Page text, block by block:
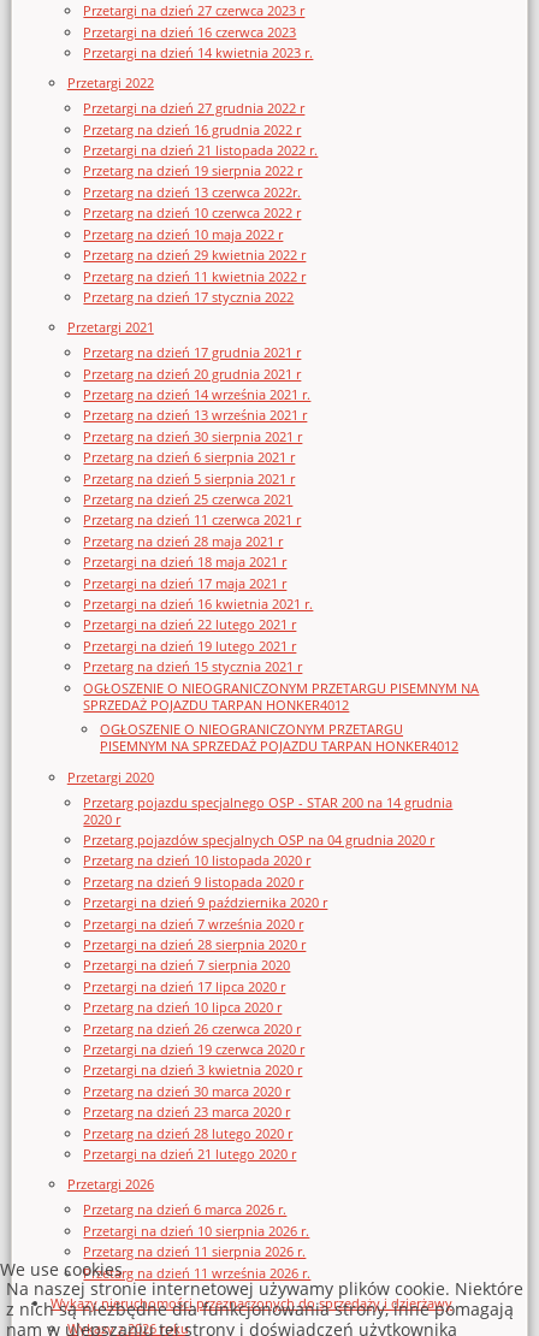
Przetargi na dzień 27 czerwca 2023 r
Przetargi na dzień 16 czerwca 2023
Przetargi na dzień 14 kwietnia 2023 r.
Przetargi 2022
Przetargi na dzień 27 grudnia 2022 r
Przetarg na dzień 16 grudnia 2022 r
Przetargi na dzień 21 listopada 2022 r.
Przetarg na dzień 19 sierpnia 2022 r
Przetarg na dzień 13 czerwca 2022r.
Przetarg na dzień 10 czerwca 2022 r
Przetarg na dzień 10 maja 2022 r
Przetarg na dzień 29 kwietnia 2022 r
Przetarg na dzień 11 kwietnia 2022 r
Przetarg na dzień 17 stycznia 2022
Przetargi 2021
Przetarg na dzień 17 grudnia 2021 r
Przetarg na dzień 20 grudnia 2021 r
Przetarg na dzień 14 września 2021 r.
Przetarg na dzień 13 września 2021 r
Przetarg na dzień 30 sierpnia 2021 r
Przetarg na dzień 6 sierpnia 2021 r
Przetarg na dzień 5 sierpnia 2021 r
Przetarg na dzień 25 czerwca 2021
Przetarg na dzień 11 czerwca 2021 r
Przetarg na dzień 28 maja 2021 r
Przetargi na dzień 18 maja 2021 r
Przetargi na dzień 17 maja 2021 r
Przetargi na dzień 16 kwietnia 2021 r.
Przetargi na dzień 22 lutego 2021 r
Przetargi na dzień 19 lutego 2021 r
Przetarg na dzień 15 stycznia 2021 r
OGŁOSZENIE O NIEOGRANICZONYM PRZETARGU PISEMNYM NA
SPRZEDAŻ POJAZDU TARPAN HONKER4012
OGŁOSZENIE O NIEOGRANICZONYM PRZETARGU
PISEMNYM NA SPRZEDAŻ POJAZDU TARPAN HONKER4012
Przetargi 2020
Przetarg pojazdu specjalnego OSP - STAR 200 na 14 grudnia
2020 r
Przetarg pojazdów specjalnych OSP na 04 grudnia 2020 r
Przetarg na dzień 10 listopada 2020 r
Przetarg na dzień 9 listopada 2020 r
Przetargi na dzień 9 października 2020 r
Przetargi na dzień 7 września 2020 r
Przetargi na dzień 28 sierpnia 2020 r
Przetargi na dzień 7 sierpnia 2020
Przetargi na dzień 17 lipca 2020 r
Przetarg na dzień 10 lipca 2020 r
Przetarg na dzień 26 czerwca 2020 r
Przetargi na dzień 19 czerwca 2020 r
Przetargi na dzień 3 kwietnia 2020 r
Przetarg na dzień 30 marca 2020 r
Przetarg na dzień 23 marca 2020 r
Przetarg na dzień 28 lutego 2020 r
Przetargi na dzień 21 lutego 2020 r
Przetargi 2026
Przetarg na dzień 6 marca 2026 r.
Przetargi na dzień 10 sierpnia 2026 r.
Przetarg na dzień 11 sierpnia 2026 r.
Przetarg na dzień 11 września 2026 r.
Wykazy nieruchomości przeznaczonych do sprzedaży i dzierżawy
Wykazy z 2026 roku
We use cookies
Na naszej stronie internetowej używamy plików cookie. Niektóre
z nich są niezbędne dla funkcjonowania strony, inne pomagają
nam w ulepszaniu tej strony i doświadczeń użytkownika